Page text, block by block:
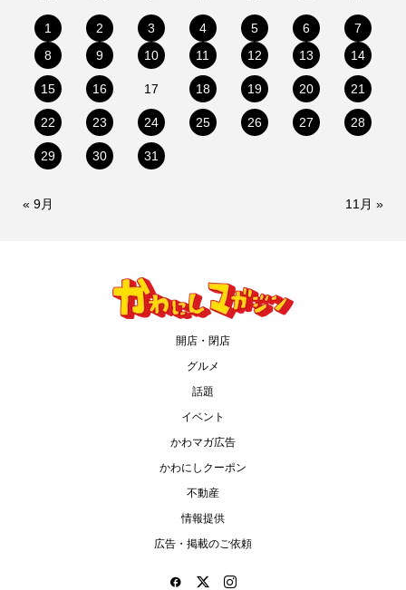
1 2 3 4 5 6
7
8
9 10 11 12 13 14
15 16 17 18 19 20 21
22 23 24 25 26 27 28
29 30 31
« 9月 11月 »
開店・閉店
グルメ
話題
イベント
かわマガ広告
かわにしクーポン
不動産
情報提供
広告・掲載のご依頼